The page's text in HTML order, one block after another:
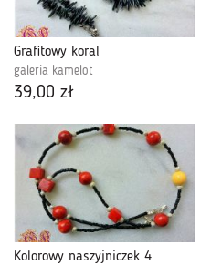
Grafitowy koral
galeria kamelot
39,00 zł
Kolorowy naszyjniczek 4